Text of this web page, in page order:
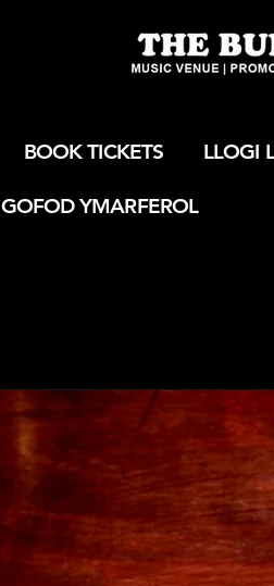
BOOK TICKETS LLOGI
GOFOD YMARFEROL